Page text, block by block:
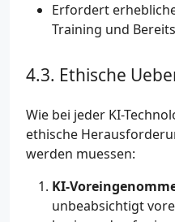
Erfordert
Training und
Ethische
Wie bei jeder KI-
ethische
werden muessen:
KI-
unbeabsichtigt